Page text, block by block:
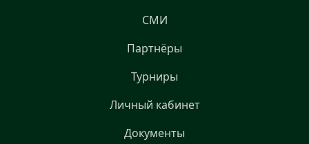
СМИ
Партнёры
Турниры
Личный кабинет
Документы